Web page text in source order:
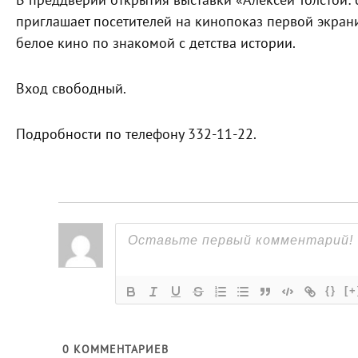
приглашает посетителей на кинопоказ первой
белое кино по знакомой с детства истории.
Вход свободный.
Подробности по телефону 332-11-22.
{}
0 КОММЕНТАРИЕВ